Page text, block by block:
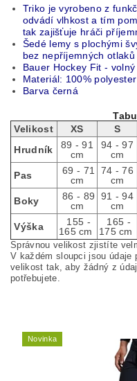
Triko je vyrobeno z
odvádí vlhkost a tím
tak zajišťuje hráči
Šedé lemy s plochými
bez nepříjemných otlaků
Bauer Hockey Fit - volný
Materiál: 100% polyester
Barva černá
Velikost
XS S
Hrudník
89 - 91
cm
94 - 97
cm
Pas
69 - 71
cm
74 - 76
cm
Boky
86 - 89
cm
91 - 94
cm
Výška
155 -
165 cm
165 -
175 cm
Správnou velikost zjistíte
V každém sloupci jsou
velikost tak, aby žádný z
potřebujete.
Novinka